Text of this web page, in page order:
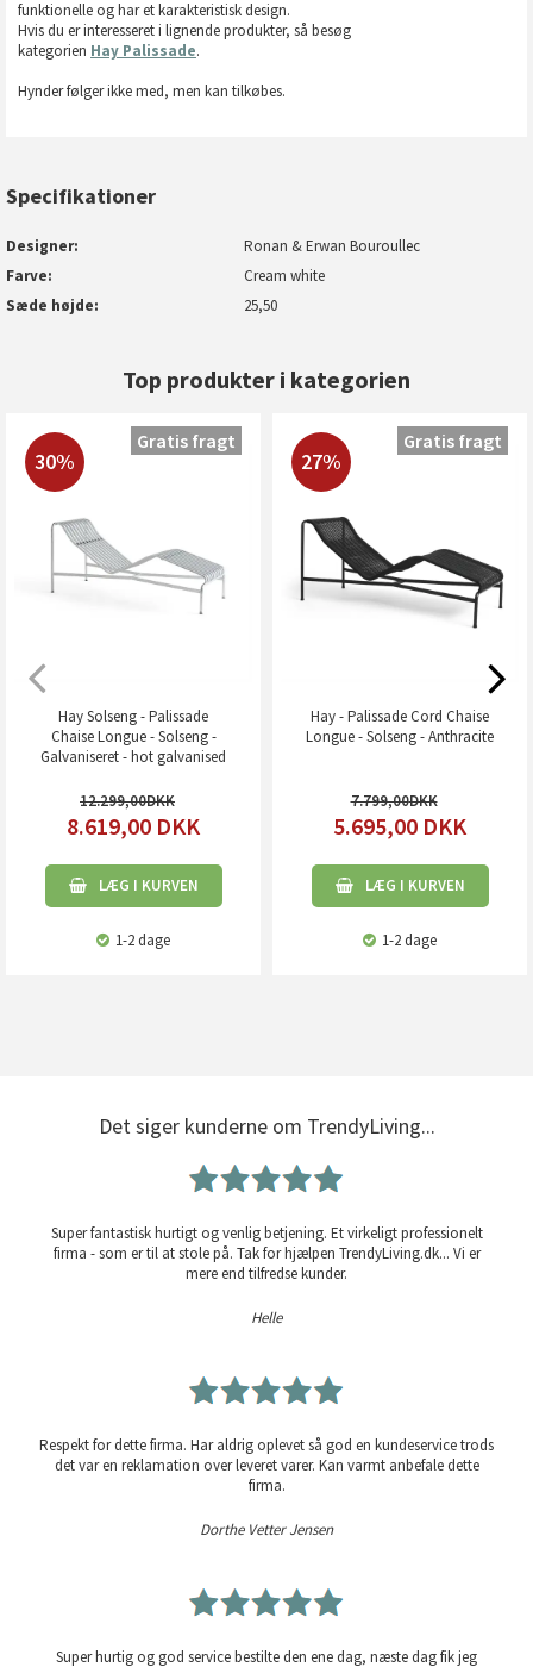
funktionelle og har et karakteristisk design.
Hvis du er interesseret i lignende produkter, så besøg
kategorien Hay Palissade.
Hynder følger ikke med, men kan tilkøbes.
Specifikationer
Designer
Ronan & Erwan Bouroullec
Farve
Cream white
Sæde højde
25,50
Top produkter i kategorien
30%
Hay Solseng - Palissade
Chaise Longue - Solseng -
Galvaniseret - hot galvanised
12.299,00
8.619,00 DKK
LÆG I KURVEN
1-2 dage
Gratis fragt
27%
Hay - Palissade Cord Chaise
Longue - Solseng - Anthracite
7.799,00
5.695,00 DKK
LÆG I KURVEN
1-2 dage
Gratis fragt
Det siger kunderne om TrendyLiving...
Super fantastisk hurtigt og venlig betjening. Et virkeligt professionelt
firma - som er til at stole på. Tak for hjælpen TrendyLiving.dk... Vi er
mere end tilfredse kunder.
Helle
Respekt for dette firma. Har aldrig oplevet så god en kundeservice trods
det var en reklamation over leveret varer. Kan varmt anbefale dette
firma.
Dorthe Vetter Jensen
Super hurtig og god service bestilte den ene dag, næste dag fik jeg